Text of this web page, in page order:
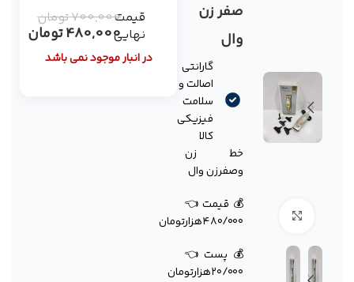
برای بزرگنمایی کلیک کنید
صفر زن
وال
گارانتی
اصالت و
سلامت
فیزیکی
کالا
خط زن
وصفرزن وال
💰قیمت👈
۴۸۰/۰۰۰هزارتومان
💰پست👈
۲۰/۰۰۰هزارتومان
قیمت
نهایی
700,000تومان
480,000تومان
در انبار موجود نمی باشد